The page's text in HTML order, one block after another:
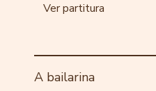
Ver partitura
A bailarina